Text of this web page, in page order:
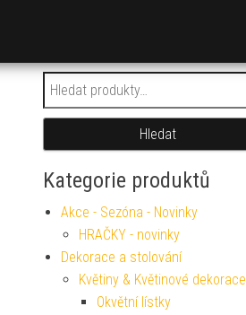
Hledat:
Hledat
Kategorie produktů
Akce - Sezóna - Novinky
HRAČKY - novinky
Dekorace a stolování
Květiny & Květinové dekorace
Okvětní lístky